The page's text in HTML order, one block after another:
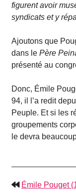
figurent avoir
syndicats et y
Ajoutons que
dans le Père
présenté au
Donc, Émile
94, il l’a redit
Peuple. Et si les
groupements
le devra
Émile Pouget